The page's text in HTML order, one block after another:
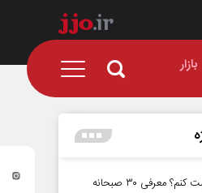
بازار
صبحانه چی درست کنم؟ معرفی ۳۰ صبحانه